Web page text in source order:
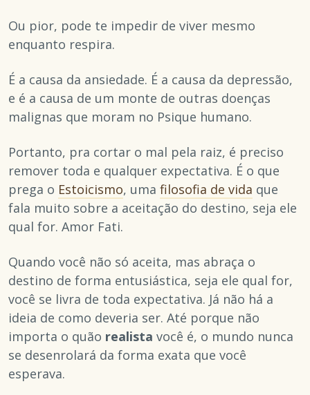
Ou pior, pode te impedir de viver mesmo
enquanto respira.
É a causa da ansiedade. É a causa da depressão,
e é a causa de um monte de outras doenças
malignas que moram no Psique humano.
Portanto, pra cortar o mal pela raiz, é preciso
remover toda e qualquer expectativa. É o que
prega o Estoicismo, uma filosofia de vida que
fala muito sobre a aceitação do destino, seja ele
qual for. Amor Fati.
Quando você não só aceita, mas abraça o
destino de forma entusiástica, seja ele qual for,
você se livra de toda expectativa. Já não há a
ideia de como deveria ser. Até porque não
importa o quão realista você é, o mundo nunca
se desenrolará da forma exata que você
esperava.